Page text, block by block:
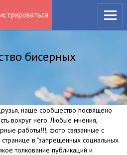
бисерных
наше сообщество посвящено
вокруг него. Любые мнения,
работы!!!, фото связанные с
странице в "запрещенных социальных
толкование публикаций и